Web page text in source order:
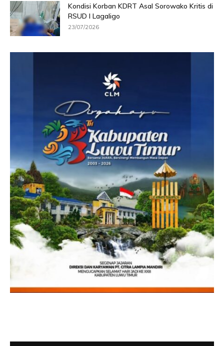
Kondisi Korban KDRT Asal Sorowako Kritis di
RSUD I Lagaligo
23/07/2026